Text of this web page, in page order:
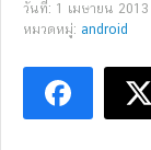
วันที่: 1 เมษายน 2013
หมวดหมู่: android